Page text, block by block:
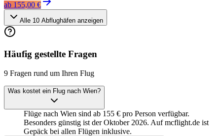
ab 155,00 €
Alle 10 Abflughäfen anzeigen
Häufig gestellte Fragen
9 Fragen rund um Ihren Flug
Was kostet ein Flug nach Wien?
Flüge nach Wien sind ab 155 € pro Person verfügbar.
Besonders günstig ist der Oktober 2026. Auf mcflight.de ist
Gepäck bei allen Flügen inklusive.